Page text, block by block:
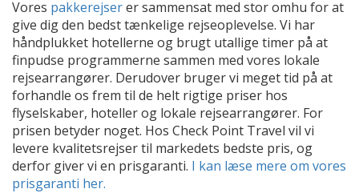
Vores pakkerejserer sammensat med stor omhu for at
give dig den bedst tænkelige rejseoplevelse. Vi har
håndplukket hotellerne og brugt utallige timer på at
finpudse programmerne sammen med vores lokale
rejsearrangører. Derudover bruger vi meget tid på at
forhandle os frem til de helt rigtige priser hos
flyselskaber, hoteller og lokale rejsearrangører. For
prisen betyder noget. Hos Check Point Travel vil vi
levere kvalitetsrejser til markedets bedste pris, og
derfor giver vi en prisgaranti. I kan læse mere om vores
prisgaranti her.